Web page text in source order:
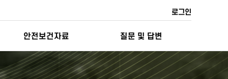
안전보건자료 질문 및 답변
로그인